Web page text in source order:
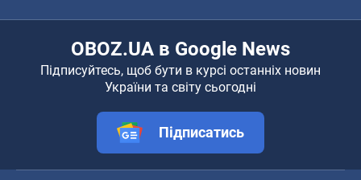
OBOZ.UA в Google News
Підписуйтесь, щоб бути в курсі останніх новин
України та світу сьогодні
Підписатись